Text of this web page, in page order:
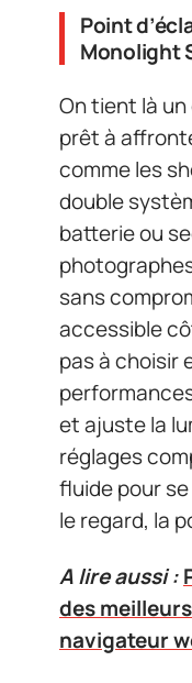
Point
Monolight
On tient là
prêt à
comme les
double
batterie ou
sans
accessible
pas à choisir
et ajuste la
réglages
fluide pour
le regard, la
A lire aussi :
des
navigateur